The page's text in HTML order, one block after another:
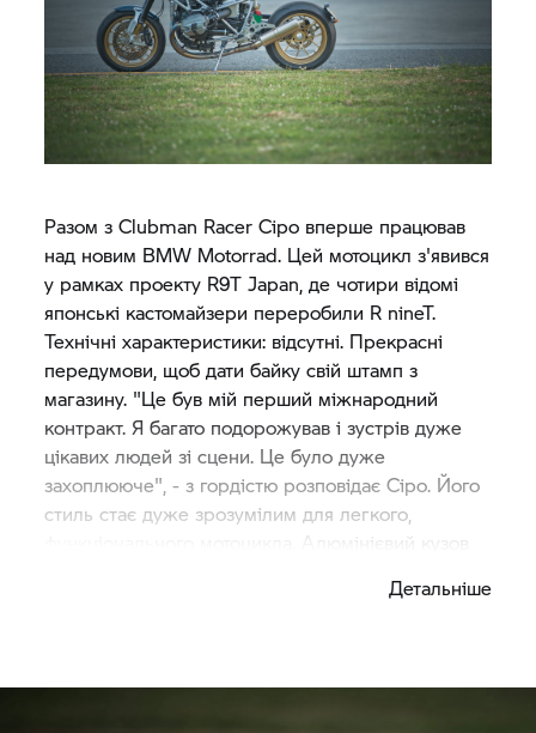
Разом з Clubman Racer Сіро вперше працював
над новим BMW Motorrad. Цей мотоцикл з'явився
у рамках проекту R9T Japan, де чотири відомі
японські кастомайзери переробили R nineT.
Технічні характеристики: відсутні. Прекрасні
передумови, щоб дати байку свій штамп з
магазину. "Це був мій перший міжнародний
контракт. Я багато подорожував і зустрів дуже
цікавих людей зі сцени. Це було дуже
захоплююче", - з гордістю розповідає Сіро. Його
стиль стає дуже зрозумілим для легкого,
функціонального мотоцикла. Алюмінієвий кузов
частини нагадує стиль класичних гоночних
створюючи ідеальний баланс між відпочинком і
Детальніше